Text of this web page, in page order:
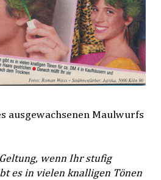
ausgewachsenen Maulwurfs
wenn Ihr stufig
es in vielen knalligen Tönen